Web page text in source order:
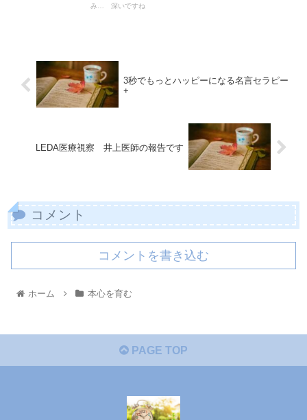
み… 深いですね
3秒でもっとハッピーになる名言セラピー
+
LEDA医療視察 井上医師の報告です
コメント
コメントを書き込む
ホーム 本心を育む
PAGE TOP